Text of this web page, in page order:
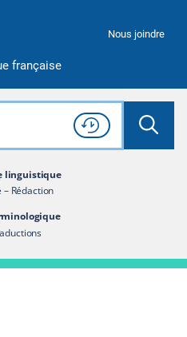
française
Nous joindre
Rechercher dans tout le site
Lancer
Consulter l'
Historique
de recherche
linguistique
Rédaction